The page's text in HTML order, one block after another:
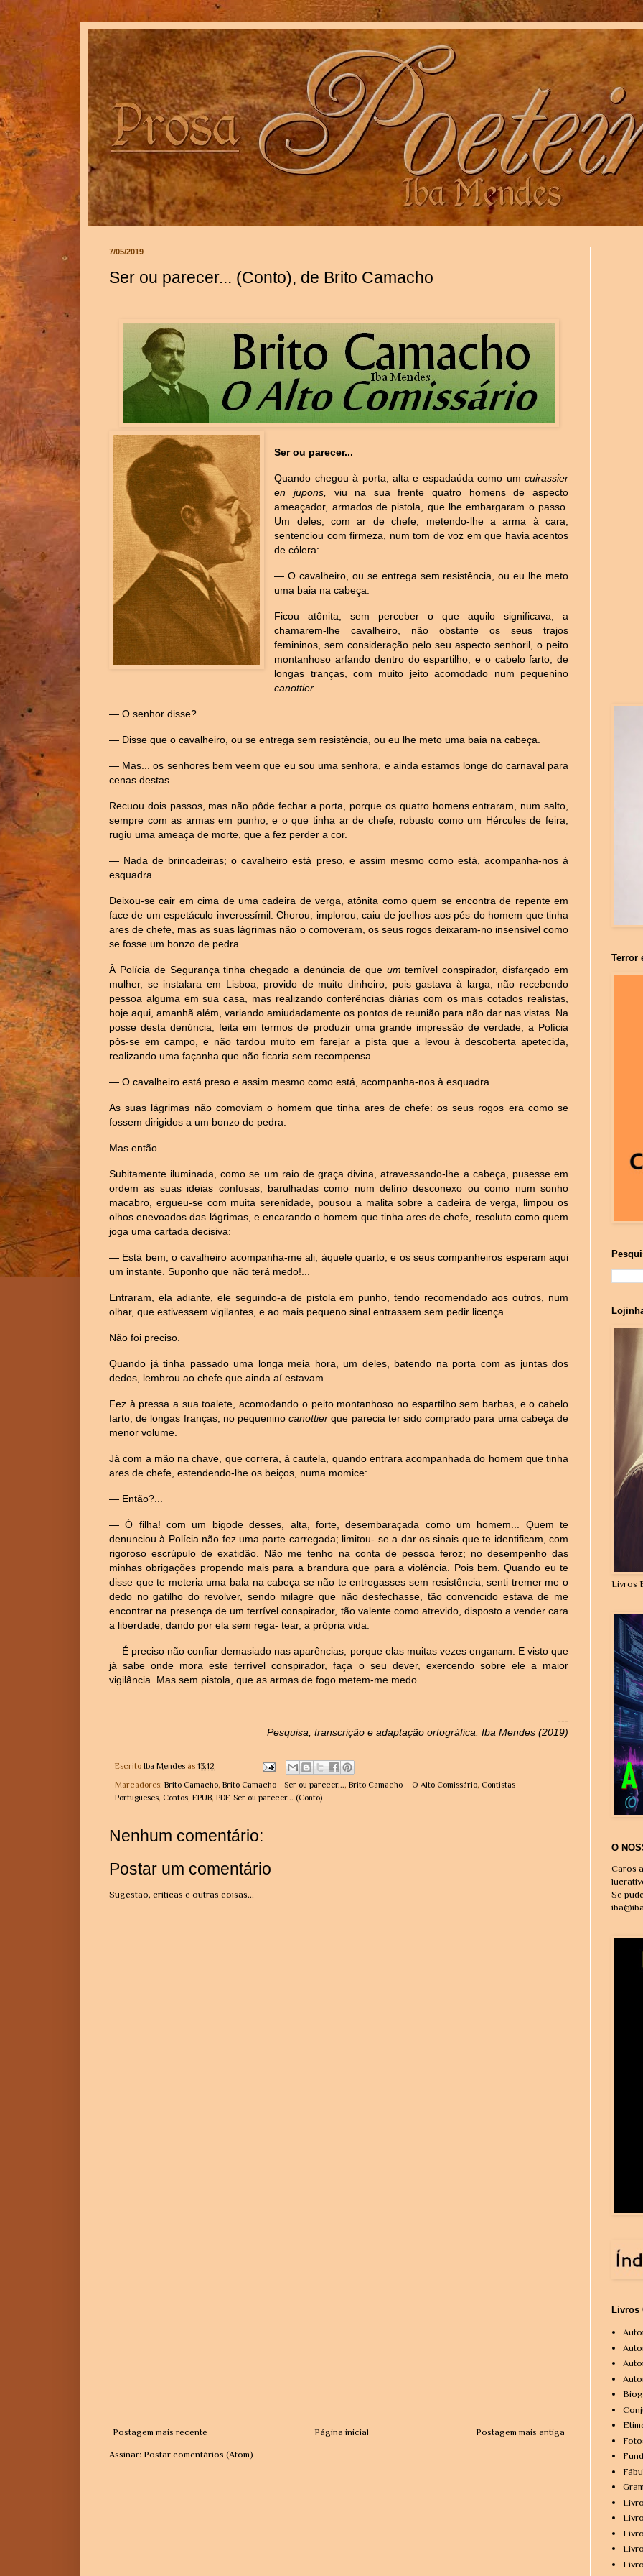
7/05/2019
Ser ou parecer... (Conto), de Brito Camacho
Ser ou parecer...
Quando chegou à porta, alta e espadaúda como um cuirassier
en jupons, viu na sua frente quatro homens de aspecto
ameaçador, armados de pistola, que lhe embargaram o passo.
Um deles, com ar de chefe, metendo-lhe a arma à cara,
sentenciou com firmeza, num tom de voz em que havia acentos
de cólera:
— O cavalheiro, ou se entrega sem resistência, ou eu lhe meto
uma baia na cabeça.
Ficou atônita, sem perceber o que aquilo significava, a
chamarem-lhe cavalheiro, não obstante os seus trajos
femininos, sem consideração pelo seu aspecto senhoril, o peito
montanhoso arfando dentro do espartilho, e o cabelo farto, de
longas tranças, com muito jeito acomodado num pequenino
canottier.
— O senhor disse?...
— Disse que o cavalheiro, ou se entrega sem resistência, ou eu lhe meto uma baia na cabeça.
— Mas... os senhores bem veem que eu sou uma senhora, e ainda estamos longe do carnaval para
cenas destas...
Recuou dois passos, mas não pôde fechar a porta, porque os quatro homens entraram, num salto,
sempre com as armas em punho, e o que tinha ar de chefe, robusto como um Hércules de feira,
rugiu uma ameaça de morte, que a fez perder a cor.
— Nada de brincadeiras; o cavalheiro está preso, e assim mesmo como está, acompanha-nos à
esquadra.
Deixou-se cair em cima de uma cadeira de verga, atônita como quem se encontra de repente em
face de um espetáculo inverossímil. Chorou, implorou, caiu de joelhos aos pés do homem que tinha
ares de chefe, mas as suas lágrimas não o comoveram, os seus rogos deixaram-no insensível como
se fosse um bonzo de pedra.
À Polícia de Segurança tinha chegado a denúncia de que umtemível conspirador, disfarçado em
mulher, se instalara em Lisboa, provido de muito dinheiro, pois gastava à larga, não recebendo
pessoa alguma em sua casa, mas realizando conferências diárias com os mais cotados realistas,
hoje aqui, amanhã além, variando amiudadamente os pontos de reunião para não dar nas vistas. Na
posse desta denúncia, feita em termos de produzir uma grande impressão de verdade, a Polícia
pôs-se em campo, e não tardou muito em farejar a pista que a levou à descoberta apetecida,
realizando uma façanha que não ficaria sem recompensa.
— O cavalheiro está preso e assim mesmo como está, acompanha-nos à esquadra.
As suas lágrimas não comoviam o homem que tinha ares de chefe: os seus rogos era como se
fossem dirigidos a um bonzo de pedra.
Mas então...
Subitamente iluminada, como se um raio de graça divina, atravessando-lhe a cabeça, pusesse em
ordem as suas ideias confusas, barulhadas como num delírio desconexo ou como num sonho
macabro, ergueu-se com muita serenidade, pousou a malita sobre a cadeira de verga, limpou os
olhos enevoados das lágrimas, e encarando o homem que tinha ares de chefe, resoluta como quem
joga uma cartada decisiva:
— Está bem; o cavalheiro acompanha-me ali, àquele quarto, e os seus companheiros esperam aqui
um instante. Suponho que não terá medo!...
Entraram, ela adiante, ele seguindo-a de pistola em punho, tendo recomendado aos outros, num
olhar, que estivessem vigilantes, e ao mais pequeno sinal entrassem sem pedir licença.
Não foi preciso.
Quando já tinha passado uma longa meia hora, um deles, batendo na porta com as juntas dos
dedos, lembrou ao chefe que ainda aí estavam.
Fez à pressa a sua toalete, acomodando o peito montanhoso no espartilho sem barbas, e o cabelo
farto, de longas franças, no pequeninocanottierque parecia ter sido comprado para uma cabeça de
menor volume.
Já com a mão na chave, que correra, à cautela, quando entrara acompanhada do homem que tinha
ares de chefe, estendendo-lhe os beiços, numa momice:
— Então?...
— Ó filha! com um bigode desses, alta, forte, desembaraçada como um homem... Quem te
denunciou à Polícia não fez uma parte carregada; limitou- se a dar os sinais que te identificam, com
rigoroso escrúpulo de exatidão. Não me tenho na conta de pessoa feroz; no desempenho das
minhas obrigações propendo mais para a brandura que para a violência. Pois bem. Quando eu te
disse que te meteria uma bala na cabeça se não te entregasses sem resistência, senti tremer me o
dedo no gatilho do revolver, sendo milagre que não desfechasse, tão convencido estava de me
encontrar na presença de um terrível conspirador, tão valente como atrevido, disposto a vender cara
a liberdade, dando por ela sem rega- tear, a própria vida.
— É preciso não confiar demasiado nas aparências, porque elas muitas vezes enganam. E visto que
já sabe onde mora este terrível conspirador, faça o seu dever, exercendo sobre ele a maior
vigilância. Mas sem pistola, que as armas de fogo metem-me medo...
---
Pesquisa, transcrição e adaptação ortográfica: Iba Mendes (2019)
Escrito Iba Mendes às 13:12
Marcadores: Brito Camacho, Brito Camacho - Ser ou parecer..., Brito Camacho – O Alto Comissário, Contistas
Portugueses, Contos, EPUB, PDF, Ser ou parecer... (Conto)
Nenhum comentário:
Postar um comentário
Sugestão, críticas e outras coisas...
Postagem mais recente Postagem mais antiga
Página inicial
Assinar: Postar comentários (Atom)
Terror
Livros
O
Caros
Se
Livros